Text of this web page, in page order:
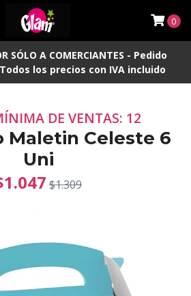
SÓLO A COMERCIANTES - Pedido
los precios con IVA incluido
0
DE VENTAS: 12
Maletin Celeste 6
Uni
$1.309